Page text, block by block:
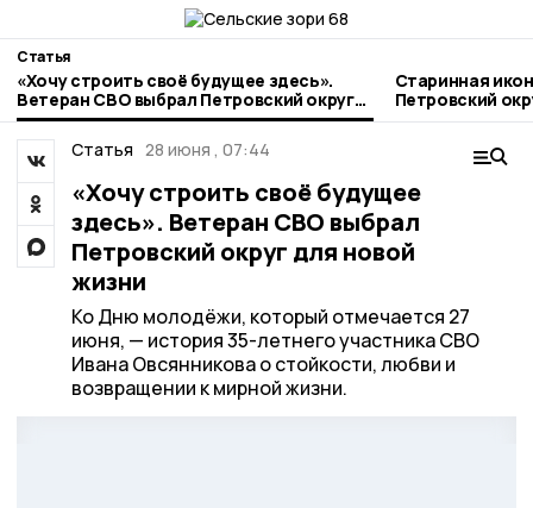
Статья
«Хочу строить своё будущее здесь».
Ветеран СВО выбрал Петровский округ
для новой жизни
Старинная
Петровский
Статья 28 июня , 07:44
«Хочу строить своё будущее
здесь». Ветеран СВО выбрал
Петровский округ для новой
жизни
Ко Дню молодёжи, который отмечается 27
июня, — история 35-летнего участника СВО
Ивана Овсянникова о стойкости, любви и
возвращении к мирной жизни.